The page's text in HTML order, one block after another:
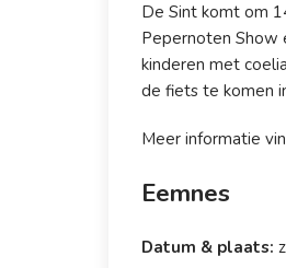
De Sint komt om
Pepernoten Show
kinderen met
de fiets te komen
Meer informatie
Eemnes
Datum & plaats: